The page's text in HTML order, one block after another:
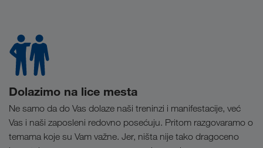
Dolazimo na lice mesta
Ne samo da do Vas dolaze naši treninzi i manifestacije, već
Vas i naši zaposleni redovno posećuju. Pritom razgovaramo o
temama koje su Vam važne. Jer, ništa nije tako dragoceno